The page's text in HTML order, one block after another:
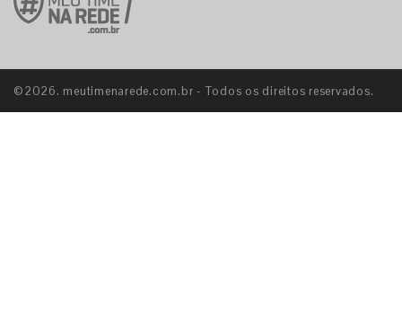
©2026. meutimenarede.com.br - Todos os direitos reservados.